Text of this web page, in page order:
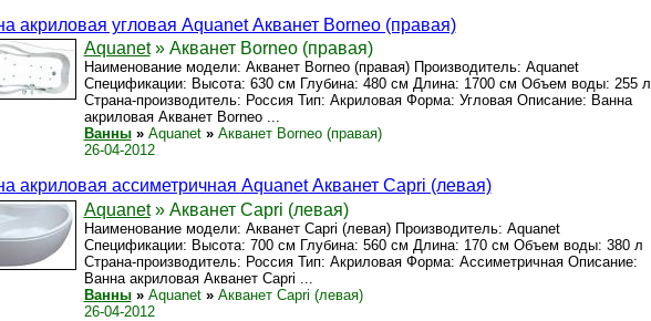
акриловая угловая Aquanet Акванет Borneo (правая)
Aquanet» Акванет Borneo (правая)
Наименование модели: Акванет Borneo (правая) Производитель: Aquanet
Спецификации: Высота: 630 см Глубина: 480 см Длина: 1700 см Объем воды: 255 л
Страна-производитель: Россия Тип: Акриловая Форма: Угловая Описание: Ванна
акриловая Акванет Borneo ...
Ванны » Aquanet » Акванет Borneo (правая)
26-04-2012
акриловая ассиметричная Aquanet Акванет Capri (левая)
Aquanet» Акванет Capri (левая)
Наименование модели: Акванет Capri (левая) Производитель: Aquanet
Спецификации: Высота: 700 см Глубина: 560 см Длина: 170 см Объем воды: 380 л
Страна-производитель: Россия Тип: Акриловая Форма: Ассиметричная Описание:
Ванна акриловая Акванет Capri ...
Ванны » Aquanet » Акванет Capri (левая)
26-04-2012